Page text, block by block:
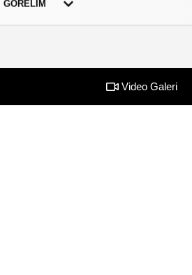
Video Galeri